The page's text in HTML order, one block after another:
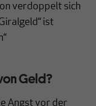
verdoppelt sich
ist
Geld?
Angst vor der